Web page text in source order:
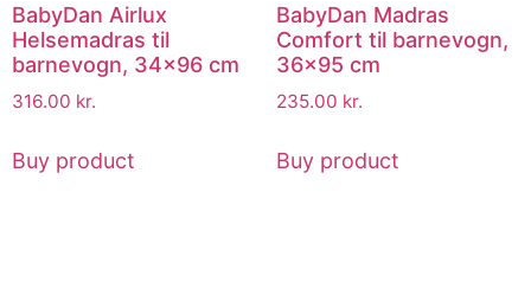
BabyDan Airlux
Helsemadras til
barnevogn, 34×96 cm
316.00 kr.
Buy product
BabyDan Madras
Comfort til barnevogn,
36×95 cm
235.00 kr.
Buy product